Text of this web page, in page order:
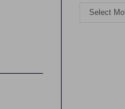
Archives
Select